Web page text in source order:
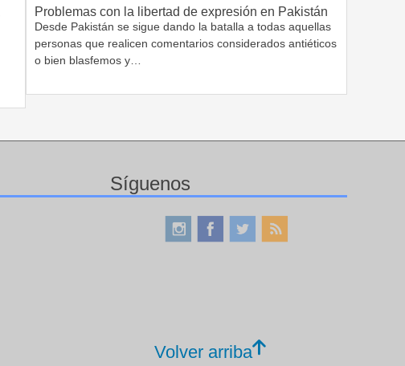
Problemas con la libertad de expresión en Pakistán
Desde Pakistán se sigue dando la batalla a todas aquellas
personas que realicen comentarios considerados antiéticos
o bien blasfemos y…
Síguenos
Volver arriba